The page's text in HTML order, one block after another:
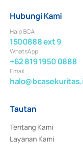
Hubungi Kami
Halo BCA
1500888 ext 9
WhatsApp
+62 819 1950 0888
Email
Tautan
Tentang Kami
Layanan Kami